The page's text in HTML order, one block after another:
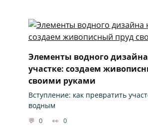
Элементы водного
участке: создаем
своими руками
Вступление: как превратить
водным
0 0